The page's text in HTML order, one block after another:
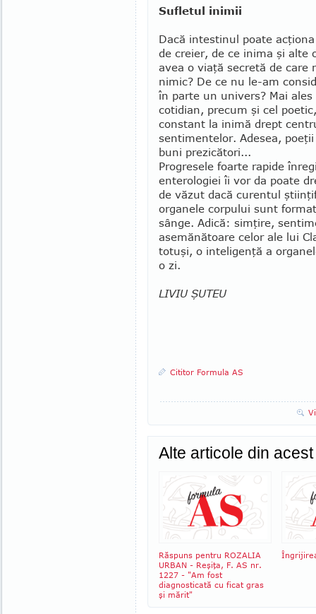
Sufletul inimii
Dacă intestinul poate
de creier, de ce ini­ma şi alte
avea o via­ţă secretă de care
ni­mic? De ce nu le-am
în parte un univers? Mai
cotidian, pre­cum şi cel
constant la inimă drept
sentimentelor. Adesea,
buni prezicători...
Progresele foarte rapide
enterologiei îi vor da poate
de văzut dacă curentul
organele corpului sunt
sânge. Adică: simţire,
asemănătoare celor ale lui
totuşi, o inteligenţă a
o zi.
LIVIU ŞUTEU
Cititor Formula AS
Alte articole din
Răspuns pentru ROZALIA
URBAN - Reşiţa, F. AS nr.
1227 - "Am fost
diagnosticată cu ficat gras
şi mărit"